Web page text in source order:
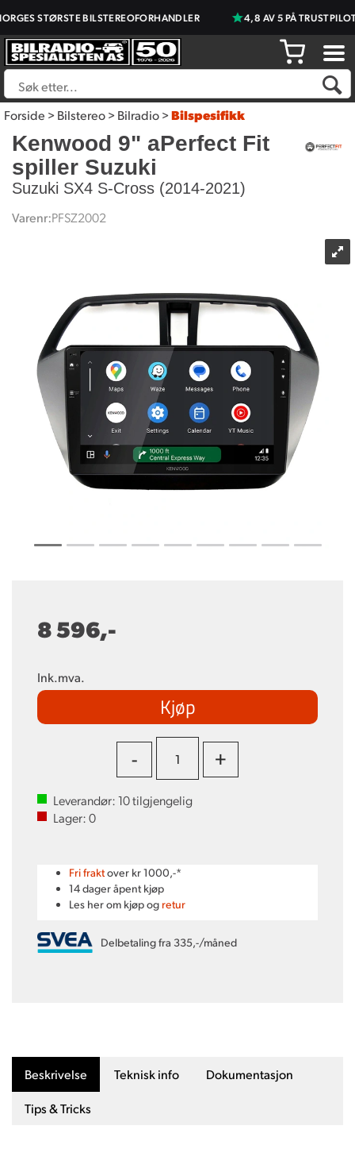
STØRSTE BILSTEREOFORHANDLER 4,8 AV 5 PÅ TRUSTPILOT
Forside>Bilstereo>Bilradio>Bilspesifikk
Kenwood 9" aPerfect Fit
spiller Suzuki
Suzuki SX4 S-Cross (2014-2021)
Varenr:PFSZ2002
8 596,-
Ink.mva.
Kjøp
- +
Leverandør:10tilgjengelig
Lager:0
Fri fraktover kr 1000,-*
14 dager åpent kjøp
Les her om kjøp og retur
Delbetaling fra 335,-/måned
Beskrivelse Teknisk info Dokumentasjon
Tips & Tricks